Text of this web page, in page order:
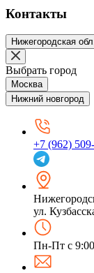
Контакты
Нижегородская
Выбрать город
Москва
Нижний новгород
+7 (962)
ул.
Пн-Пт с